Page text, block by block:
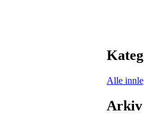
Alle
Arkiv